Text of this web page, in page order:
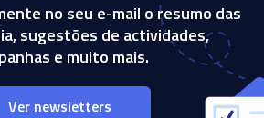
no seu e-mail o resumo das
sugestões de actividades,
e muito mais.
Ver newsletters